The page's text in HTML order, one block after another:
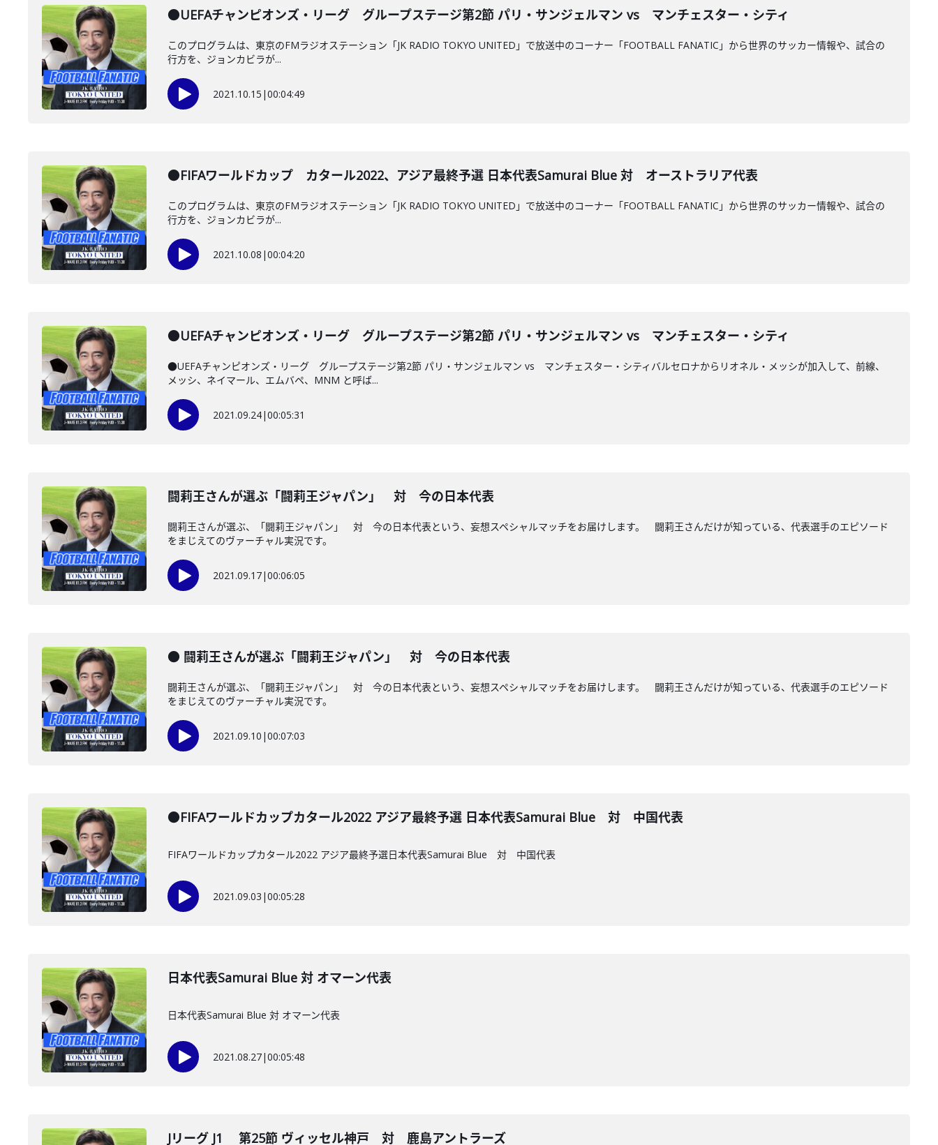
●UEFAチャンピオンズ・リーグ グループステージ第2節 パリ・サンジェルマン vs マンチェスター・シティ
このプログラムは、東京のFMラジオステーション「JK RADIO TOKYO UNITED」で放送中のコーナー「FOOTBALL FANATIC」から世界のサッカー情報や、試合の
行方を、ジョンカビラが...
2021.10.15 |00:04:49
●FIFAワールドカップ カタール2022、アジア最終予選 日本代表Samurai Blue 対 オーストラリア代表
このプログラムは、東京のFMラジオステーション「JK RADIO TOKYO UNITED」で放送中のコーナー「FOOTBALL FANATIC」から世界のサッカー情報や、試合の
行方を、ジョンカビラが...
2021.10.08 |00:04:20
●UEFAチャンピオンズ・リーグ グループステージ第2節 パリ・サンジェルマン vs マンチェスター・シティ
●UEFAチャンピオンズ・リーグ グループステージ第2節 パリ・サンジェルマン vs マンチェスター・シティバルセロナからリオネル・メッシが加入して、前線、
メッシ、ネイマール、エムバペ、MNM と呼ば...
2021.09.24|00:05:31
闘莉王さんが選ぶ「闘莉王ジャパン」 対 今の日本代表
闘莉王さんが選ぶ、「闘莉王ジャパン」 対 今の日本代表という、妄想スペシャルマッチをお届けします。 闘莉王さんだけが知っている、代表選手のエピソード
をまじえてのヴァーチャル実況です。
2021.09.17|00:06:05
● 闘莉王さんが選ぶ「闘莉王ジャパン」 対 今の日本代表
闘莉王さんが選ぶ、「闘莉王ジャパン」 対 今の日本代表という、妄想スペシャルマッチをお届けします。 闘莉王さんだけが知っている、代表選手のエピソード
をまじえてのヴァーチャル実況です。
2021.09.10 |00:07:03
●FIFAワールドカップカタール2022 アジア最終予選 日本代表Samurai Blue 対 中国代表
FIFAワールドカップカタール2022 アジア最終予選日本代表Samurai Blue 対 中国代表
2021.09.03 |00:05:28
日本代表Samurai Blue 対 オマーン代表
日本代表Samurai Blue 対 オマーン代表
2021.08.27|00:05:48
Jリーグ J1 第25節 ヴィッセル神戸 対 鹿島アントラーズ